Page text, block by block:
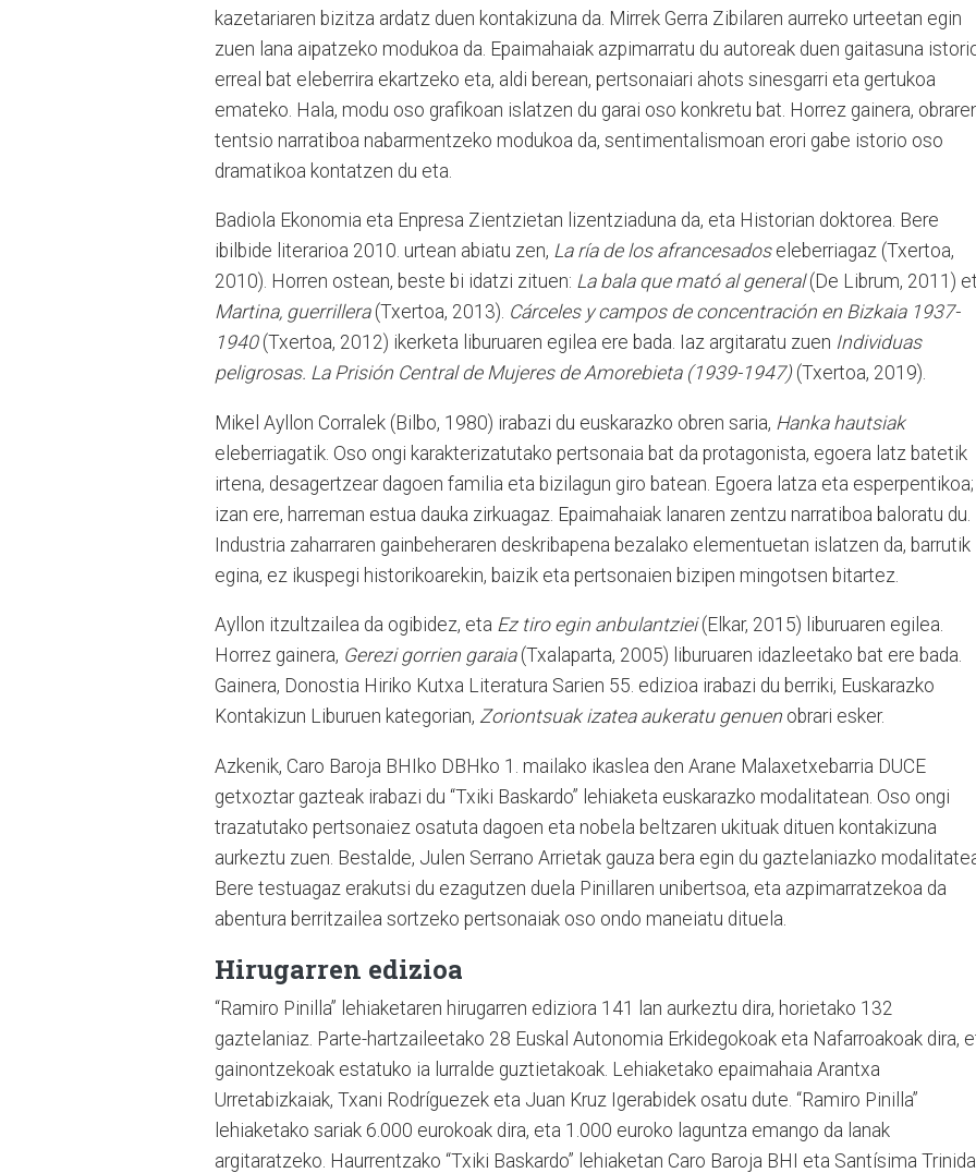
kazetariaren bizitza ardatz duen kontakizuna da. Mirrek Gerra Zibilaren aurreko urteetan egin
zuen lana aipatzeko modukoa da. Epaimahaiak azpimarratu du autoreak duen gaitasuna
erreal bat eleberrira ekartzeko eta, aldi berean, pertsonaiari ahots sinesgarri eta gertukoa
emateko. Hala, modu oso grafikoan islatzen du garai oso konkretu bat. Horrez gainera,
tentsio narratiboa nabarmentzeko modukoa da, sentimentalismoan erori gabe istorio oso
dramatikoa kontatzen du eta.
Badiola Ekonomia eta Enpresa Zientzietan lizentziaduna da, eta Historian doktorea. Bere
ibilbide literarioa 2010. urtean abiatu zen, La ría de los afrancesadoseleberriagaz (Txertoa,
2010). Horren ostean, beste bi idatzi zituen: La bala que mató al general(De Librum, 2011)
Martina, guerrillera(Txertoa, 2013). Cárceles y campos de concentración en Bizkaia 1937-
1940 (Txertoa, 2012) ikerketa liburuaren egilea ere bada. Iaz argitaratu zuen Individuas
peligrosas. La Prisión Central de Mujeres de Amorebieta (1939-1947) (Txertoa, 2019).
Mikel Ayllon Corralek (Bilbo, 1980) irabazi du euskarazko obren saria, Hanka hautsiak
eleberriagatik. Oso ongi karakterizatutako pertsonaia bat da protagonista, egoera latz batetik
irtena, desagertzear dagoen familia eta bizilagun giro batean. Egoera latza eta esperpentikoa;
izan ere, harreman estua dauka zirkuagaz. Epaimahaiak lanaren zentzu narratiboa baloratu du.
Industria zaharraren gainbeheraren deskribapena bezalako elementuetan islatzen da, barrutik
egina, ez ikuspegi historikoarekin, baizik eta pertsonaien bizipen mingotsen bitartez.
Ayllon itzultzailea da ogibidez, eta Ez tiro egin anbulantziei(Elkar, 2015) liburuaren egilea.
Horrez gainera, Gerezi gorrien garaia (Txalaparta, 2005) liburuaren idazleetako bat ere bada.
Gainera, Donostia Hiriko Kutxa Literatura Sarien 55. edizioa irabazi du berriki, Euskarazko
Kontakizun Liburuen kategorian, Zoriontsuak izatea aukeratu genuen obrari esker.
Azkenik, Caro Baroja BHIko DBHko 1. mailako ikaslea den Arane Malaxetxebarria DUCE
getxoztar gazteak irabazi du “Txiki Baskardo” lehiaketa euskarazko modalitatean. Oso ongi
trazatutako pertsonaiez osatuta dagoen eta nobela beltzaren ukituak dituen kontakizuna
aurkeztu zuen. Bestalde, Julen Serrano Arrietak gauza bera egin du gaztelaniazko
Bere testuagaz erakutsi du ezagutzen duela Pinillaren unibertsoa, eta azpimarratzekoa da
abentura berritzailea sortzeko pertsonaiak oso ondo maneiatu dituela.
Hirugarren edizioa
“Ramiro Pinilla” lehiaketaren hirugarren ediziora 141 lan aurkeztu dira, horietako 132
gaztelaniaz. Parte-hartzaileetako 28 Euskal Autonomia Erkidegokoak eta Nafarroakoak dira,
gainontzekoak estatuko ia lurralde guztietakoak. Lehiaketako epaimahaia Arantxa
Urretabizkaiak, Txani Rodríguezek eta Juan Kruz Igerabidek osatu dute. “Ramiro Pinilla”
lehiaketako sariak 6.000 eurokoak dira, eta 1.000 euroko laguntza emango da lanak
argitaratzeko. Haurrentzako “Txiki Baskardo” lehiaketan Caro Baroja BHI eta Santísima